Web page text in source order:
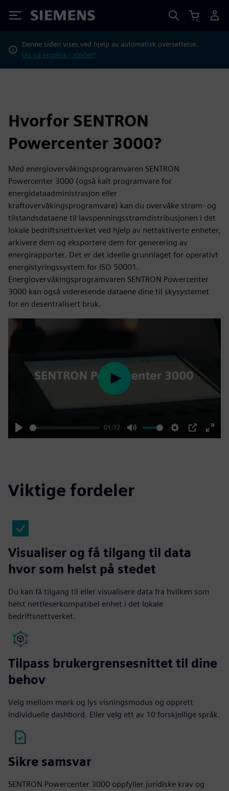
Siemens
Denne siden vises ved hjelp av automatisk oversettelse.
Vis på engelsk i stedet?
Hvorfor SENTRON
Powercenter 3000?
Med energiovervåkingsprogramvaren SENTRON
Powercenter 3000 (også kalt programvare for
energidataadministrasjon eller
kraftovervåkingsprogramvare) kan du overvåke strøm- og
tilstandsdataene til lavspenningsstrømdistribusjonen i det
lokale bedriftsnettverket ved hjelp av nettaktiverte enheter,
arkivere dem og eksportere dem for generering av
energirapporter. Det er det ideelle grunnlaget for operativt
energistyringssystem for ISO 50001.
Energiovervåkingsprogramvaren SENTRON Powercenter
3000 kan også videresende dataene dine til skysystemet
for en desentralisert bruk.
Play
01:12
Mute Settings
PIP
Enter
Play
Viktige fordeler
Visualiser og få tilgang til data
hvor som helst på stedet
Du kan få tilgang til eller visualisere data fra hvilken som
helst nettleserkompatibel enhet i det lokale
bedriftsnettverket.
Tilpass brukergrensesnittet til dine
behov
Velg mellom mørk og lys visningsmodus og opprett
individuelle dashbord. Eller velg ett av 10 forskjellige språk.
Sikre samsvar
SENTRON Powercenter 3000 oppfyller juridiske krav og